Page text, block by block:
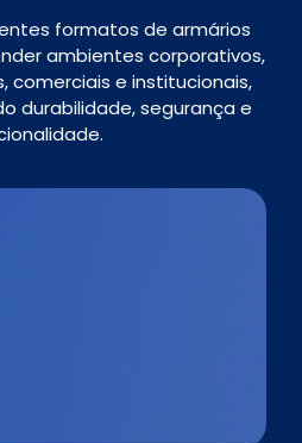
formatos de armários
ambientes corporativos,
comerciais e institucionais,
durabilidade, segurança e